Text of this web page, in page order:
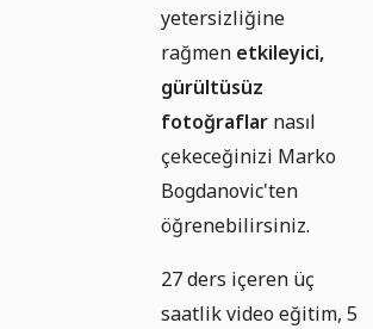
yetersizliğine
rağmen etkileyici,
gürültüsüz
fotoğraflar nasıl
çekeceğinizi Marko
Bogdanovic'ten
öğrenebilirsiniz.
27 ders içeren üç
saatlik video eğitim, 5